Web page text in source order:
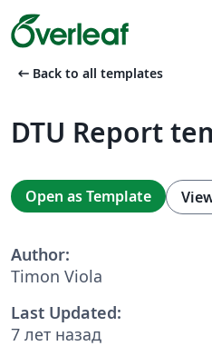
arrow_left_alt Back to all templates
DTU Report
Open as Template
Author:
Timon Viola
Last Updated:
7 лет назад